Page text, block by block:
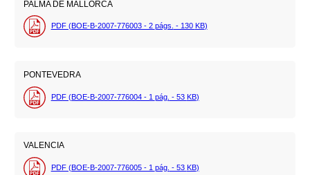
PALMA DE MALLORCA
PDF (BOE-B-2007-776003 - 2 págs. - 130 KB)
PONTEVEDRA
PDF (BOE-B-2007-776004 - 1 pág. - 53 KB)
VALENCIA
PDF (BOE-B-2007-776005 - 1 pág. - 53 KB)